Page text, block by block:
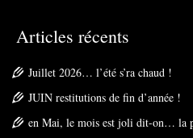
Articles récents
Juillet 2026… l’été s’ra chaud !
JUIN restitutions de fin d’année !
en Mai, le mois est joli dit-on… la